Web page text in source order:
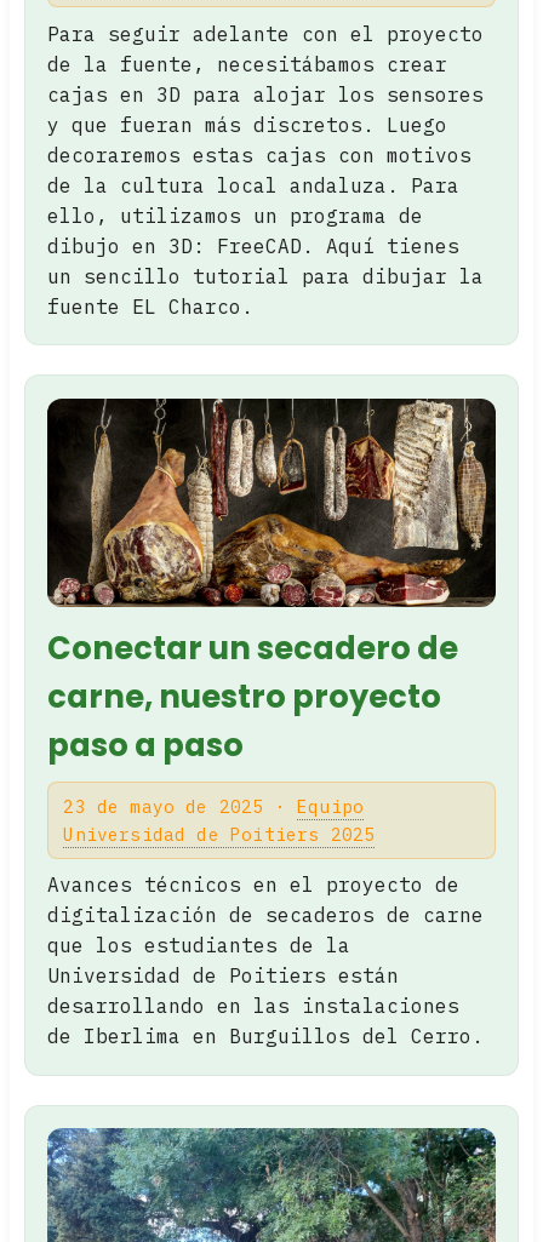
Para seguir adelante con el proyecto
de la fuente, necesitábamos crear
cajas en 3D para alojar los sensores
y que fueran más discretos. Luego
decoraremos estas cajas con motivos
de la cultura local andaluza. Para
ello, utilizamos un programa de
dibujo en 3D: FreeCAD. Aquí tienes
un sencillo tutorial para dibujar la
fuente EL Charco.
Conectar un secadero de
carne, nuestro proyecto
paso a paso
23 de mayo de 2025 ·Equipo
Universidad de Poitiers 2025
Avances técnicos en el proyecto de
digitalización de secaderos de carne
que los estudiantes de la
Universidad de Poitiers están
desarrollando en las instalaciones
de Iberlima en Burguillos del Cerro.